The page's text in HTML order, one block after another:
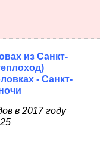
из Санкт-
- Санкт-
в 2017 году